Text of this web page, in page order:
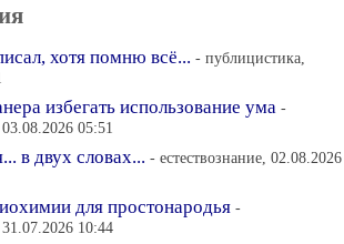
хотя помню всё... - публицистика,
избегать использование ума -
05:51
в двух словах... - естествознание, 02.08.2026
для простонародья -
31.07.2026 10:44